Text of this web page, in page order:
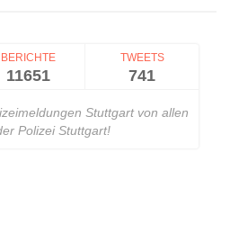
BERICHTE
11651
TWEETS
741
Stuttgart von allen
Polizei Stuttgart!